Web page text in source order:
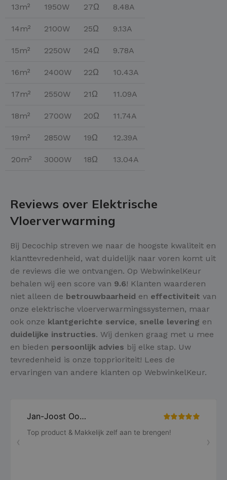
13m² 1950W 27Ω 8.48A
14m² 2100W 25Ω 9.13A
15m² 2250W 24Ω 9.78A
16m² 2400W 22Ω 10.43A
17m² 2550W 21Ω 11.09A
18m² 2700W 20Ω 11.74A
19m² 2850W 19Ω 12.39A
20m² 3000W 18Ω 13.04A
Reviews over Elektrische
Vloerverwarming
Bij Decochip streven we naar de hoogste kwaliteit en
klanttevredenheid, wat duidelijk naar voren komt uit
de reviews die we ontvangen. Op WebwinkelKeur
behalen wij een score van 9.6! Klanten waarderen
niet alleen de betrouwbaarheid en effectiviteit van
onze elektrische vloerverwarmingssystemen, maar
ook onze klantgerichte service, snelle levering en
duidelijke instructies. Wij denken graag met u mee
en bieden persoonlijk advies bij elke stap. Uw
tevredenheid is onze topprioriteit! Lees de
ervaringen van andere klanten op WebwinkelKeur.